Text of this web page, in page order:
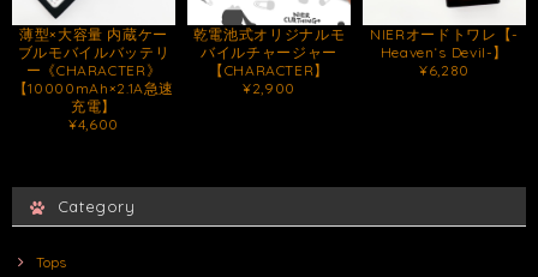
薄型×大容量 内蔵ケー
ブルモバイルバッテリ
ー《CHARACTER》
【10000mAh×2.1A急速
充電】
¥4,600
乾電池式オリジナルモ
バイルチャージャー
【CHARACTER】
¥2,900
NIERオードトワレ【-
Heaven‘s Devil-】
¥6,280
Category
Tops